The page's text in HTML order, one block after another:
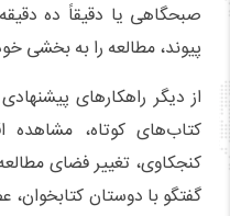
صبحگاهی یا دقیقاً ده
پیوند، مطالعه را به بخشی
از دیگر راهکارهای
کتاب‌های کوتاه، مشاهده
کنجکاوی، تغییر فضای
گفتگو با دوستان